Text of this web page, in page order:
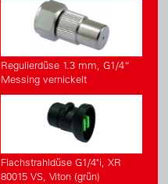
Regulierdüse 1.3 mm, G1/4“
Messing vernickelt
Flachstrahldüse G1/4"i, XR
80015 VS, Viton (grün)